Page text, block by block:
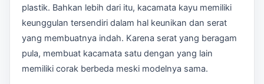
plastik. Bahkan lebih dari itu, kacamata kayu memiliki
keunggulan tersendiri dalam hal keunikan dan serat
yang membuatnya indah. Karena serat yang beragam
pula, membuat kacamata satu dengan yang lain
memiliki corak berbeda meski modelnya sama.